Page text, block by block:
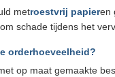
metroestvrij papieren
om schade tijdens het
orderhoeveelheid?
op maat gemaakte